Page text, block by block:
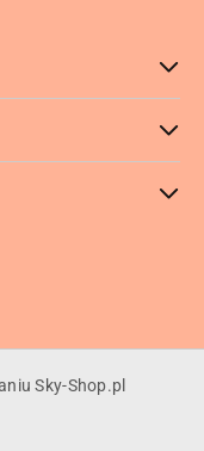
Sky-Shop.pl